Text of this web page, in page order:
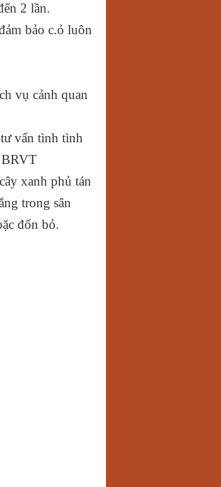
2 lần.
bảo c.ỏ luôn
vụ cảnh quan
vấn tình tình
xanh phủ tán
trong sân
đốn bỏ.